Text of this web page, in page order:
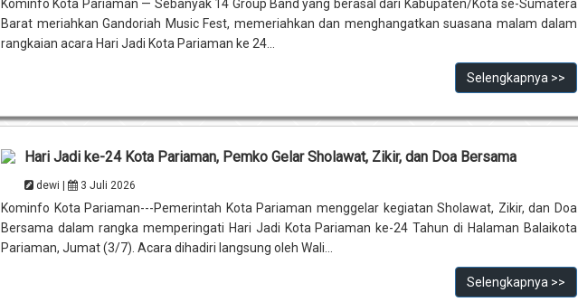
Kominfo Kota Pariaman — Sebanyak 14 Group Band yang berasal dari Kabupaten/Kota se-Sumatera
Barat meriahkan Gandoriah Music Fest, memeriahkan dan menghangatkan suasana malam dalam
rangkaian acara Hari Jadi Kota Pariaman ke 24...
Selengkapnya >>
Hari Jadi ke-24 Kota Pariaman, Pemko Gelar Sholawat, Zikir, dan Doa Bersama
dewi | 3 Juli 2026
Kominfo Kota Pariaman---Pemerintah Kota Pariaman menggelar kegiatan Sholawat, Zikir, dan Doa
Bersama dalam rangka memperingati Hari Jadi Kota Pariaman ke-24 Tahun di Halaman Balaikota
Pariaman, Jumat (3/7). Acara dihadiri langsung oleh Wali...
Selengkapnya >>